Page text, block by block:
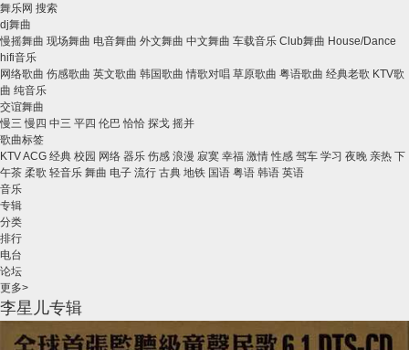
舞乐网 搜索
dj舞曲
慢摇舞曲 现场舞曲 电音舞曲 外文舞曲 中文舞曲 车载音乐 Club舞曲 House/Dance
hifi音乐
网络歌曲 伤感歌曲 英文歌曲 韩国歌曲 情歌对唱 草原歌曲 粤语歌曲 经典老歌 KTV歌
曲 纯音乐
交谊舞曲
慢三 慢四 中三 平四 伦巴 恰恰 探戈 摇并
歌曲标签
KTVACG 经典 校园 网络 器乐 伤感 浪漫 寂寞 幸福 激情 性感 驾车 学习 夜晚 亲热 下
午茶 柔歌 轻音乐 舞曲 电子 流行 古典 地铁 国语 粤语 韩语 英语
音乐
专辑
分类
排行
电台
论坛
更多>
李星儿专辑